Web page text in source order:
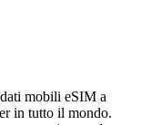
mobili eSIM a
in tutto il mondo.